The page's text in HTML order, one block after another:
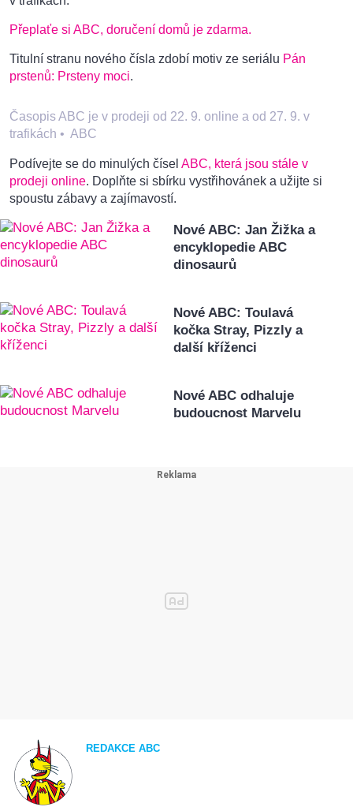
Přeplaťe si ABC, doručení domů je zdarma.
Titulní stranu nového čísla zdobí motiv ze seriálu Pán
prstenů: Prsteny moci.
Časopis ABC je v prodeji od 22. 9. online a od 27. 9. v
trafikách • ABC
Podívejte se do minulých čísel ABC, která jsou stále v
prodeji online. Doplňte si sbírku vystřihovánek a užijte si
spoustu zábavy a zajímavostí.
Nové ABC: Jan Žižka a
encyklopedie ABC
dinosaurů
Nové ABC: Toulavá
kočka Stray, Pizzly a
další kříženci
Nové ABC odhaluje
budoucnost Marvelu
REDAKCE ABC